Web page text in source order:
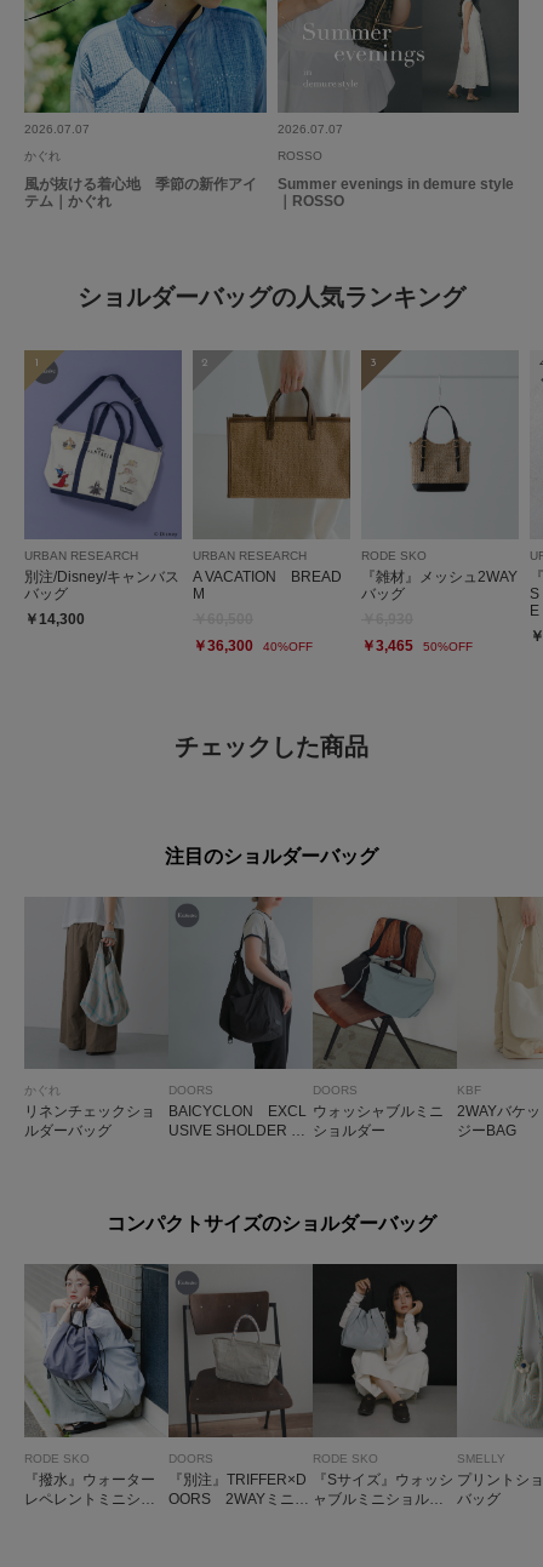
2026.07.07
かぐれ
風が抜ける着心地 季節の新作アイ
テム｜かぐれ
2026.07.07
ROSSO
Summer evenings in demure style
｜ROSSO
ショルダーバッグの人気ランキング
1
URBAN RESEARCH
別注/Disney/キャンバス
バッグ
￥14,300
2
URBAN RESEARCH
A VACATION BREAD
M
￥36,300
40%OFF
3
RODE SKO
『雑材』メッシュ2WAY
バッグ
￥3,465
50%OFF
E
チェックした商品
注目のショルダーバッグ
かぐれ
リネンチェックショ
ルダーバッグ
DOORS
BAICYCLON EXCL
USIVE SHOLDER B
DOORS
ウォッシャブルミニ
ショルダー
KBF
2WAYバケ
ジーBAG
コンパクトサイズのショルダーバッグ
RODE SKO
『撥水』ウォーター
レペレントミニショ
DOORS
『別注』TRIFFER×D
OORS 2WAYミニシ
RODE SKO
『Sサイズ』ウォッシ
ャブルミニショルダ
SMELLY
プリントシ
バッグ